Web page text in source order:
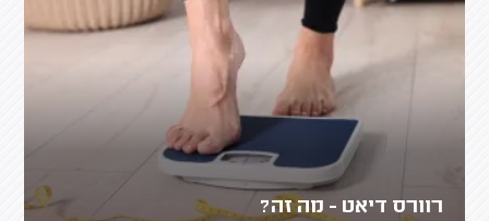
רוורס דיאט - מה זה?